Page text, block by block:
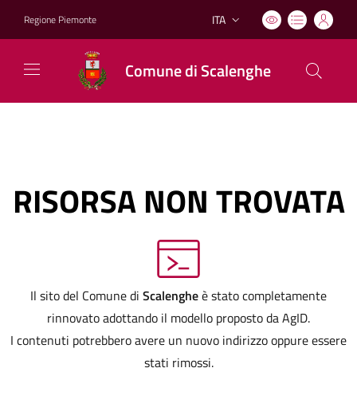
Regione Piemonte Lingua attiva:
ITA
Comune di Scalenghe
RISORSA NON TROVATA
Il sito del Comune di Scalengheè stato completamente
rinnovato adottando il modello proposto da AgID.
I contenuti potrebbero avere un nuovo indirizzo oppure essere
stati rimossi.